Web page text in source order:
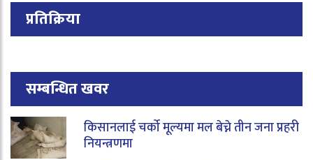
प्रतिक्रिया
सम्बन्धित खवर
किसानलाई चर्को मूल्यमा मल बेच्ने तीन जना प्रहरी
नियन्त्रणमा